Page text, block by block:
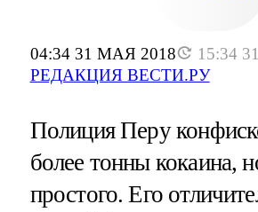
04:34 31 МАЯ 2018
15:34
РЕДАКЦИЯ ВЕСТИ.РУ
Полиция Перу
более тонны кокаина,
простого. Его